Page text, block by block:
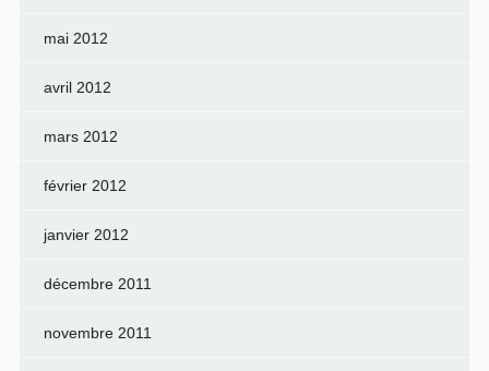
mai 2012
avril 2012
mars 2012
février 2012
janvier 2012
décembre 2011
novembre 2011